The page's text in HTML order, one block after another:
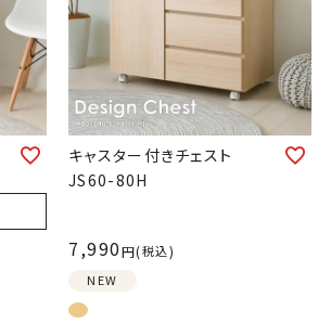
キャスター付きチェスト
JS60-80H
7,990
税込
NEW